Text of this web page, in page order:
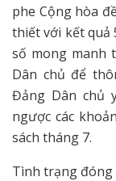
phe Cộng hòa
thiết với kết quả
số mong manh
Dân chủ để
Đảng Dân chủ
ngược các
sách tháng 7.
Tình trạng đóng